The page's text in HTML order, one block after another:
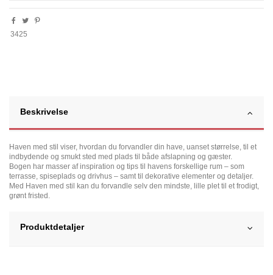
3425
Beskrivelse
Haven med stil viser, hvordan du forvandler din have, uanset størrelse, til et
indbydende og smukt sted med plads til både afslapning og gæster.
Bogen har masser af inspiration og tips til havens forskellige rum – som
terrasse, spiseplads og drivhus – samt til dekorative elementer og detaljer.
Med Haven med stil kan du forvandle selv den mindste, lille plet til et frodigt,
grønt fristed.
Produktdetaljer